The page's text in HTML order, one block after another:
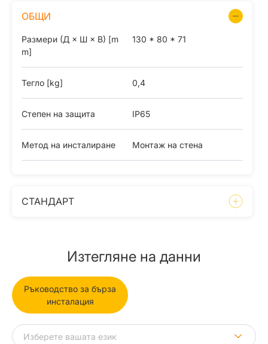
ОБЩИ
Размери (Д × Ш × В) [m
m]
130 * 80 * 71
Тегло [kg] 0,4
Степен на защита IP65
Метод на инсталиране Монтаж на стена
СТАНДАРТ
Изтегляне на данни
Ръководство за бърза
инсталация